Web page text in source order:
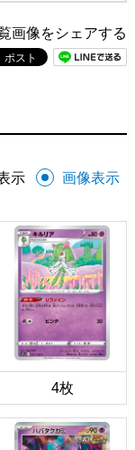
画像をシェアする
示 画像表示
4枚